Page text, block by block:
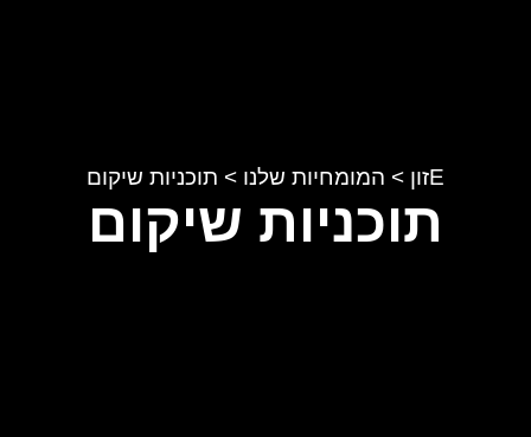
Eזון > המומחיות שלנו > תוכניות שיקום
תוכניות שיקום